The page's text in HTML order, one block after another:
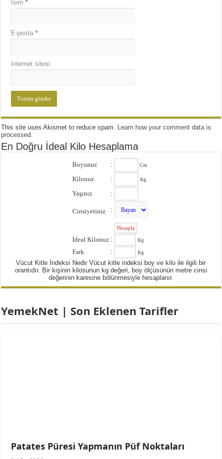
İsim*
E-posta*
İnternet sitesi
This site uses Akismet to reduce spam. Learn how your comment data is
processed.
En Doğru İdeal Kilo Hesaplama
Boyunuz : Cm
Kilonuz : Kg
Yaşınız :
Cinsiyetiniz :
İdeal Kilonuz : Kg
Fark : Kg
Vücut Kitle İndeksi Nedir Vücut kitle indeksi boy ve kilo ile ilgili bir
orantıdır. Bir kişinin kilosunun kg değeri, boy ölçüsünün metre cinsi
değerinin karesine bölünmesiyle hesaplanır.
YemekNet | Son Eklenen Tarifler
Patates Püresi Yapmanın Püf Noktaları